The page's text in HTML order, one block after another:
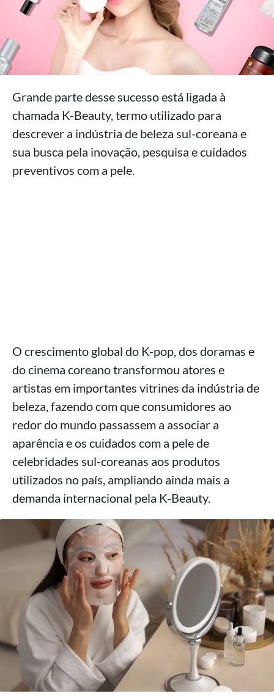
Grande parte desse sucesso está ligada à
chamada K-Beauty, termo utilizado para
descrever a indústria de beleza sul-coreana e
sua busca pela inovação, pesquisa e cuidados
preventivos com a pele.
O crescimento global do K-pop, dos doramas e
do cinema coreano transformou atores e
artistas em importantes vitrines da indústria de
beleza, fazendo com que consumidores ao
redor do mundo passassem a associar a
aparência e os cuidados com a pele de
celebridades sul-coreanas aos produtos
utilizados no país, ampliando ainda mais a
demanda internacional pela K-Beauty.